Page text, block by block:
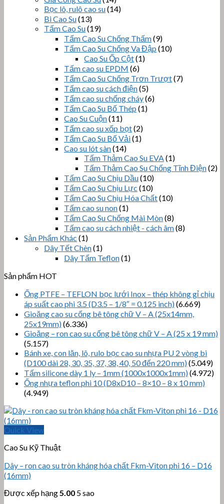
Bọc lô, rulô cao su(14)
Bi Cao Su(13)
Tấm Cao Su(19)
Tấm Cao Su Chống Thấm(9)
Tấm Cao Su Chống Va Đập (10)
Cao Su Ốp Cột(1)
Tấm cao su EPDM (6)
Tấm Cao Su Chống Trơn Trượt(7)
Tấm cao su cách điện(5)
Tấm cao su chống cháy(6)
Tấm Cao Su Bố Thép (1)
Cao Su Cuộn(11)
Tấm cao su xốp bọt(2)
Tấm Cao Su Bố Vải(1)
Cao su lót sàn(14)
Tấm Thảm Cao Su EVA(1)
Tấm Thảm Cao Su Chống Tĩnh Điện(2)
Tấm Cao Su Chịu Dầu(10)
Tấm Cao Su Chịu Lực (10)
Tấm Cao Su Chịu Hóa Chất(10)
Tấm cao su non(1)
Tấm Cao Su Chống Mài Mòn(8)
Tấm cao su cách nhiệt - cách âm(8)
Sản Phẩm Khác (1)
Dây Tết Chèn(1)
Dây Tẩm Teflon(1)
Sản phẩm HOT
Ống PTFE – TEFLON bọc lưới Inox – thép không gỉ chịu
áp suất cao phi 3.5 (D3.5 – 1/8″ = 0.125 inch)(6.669)
Gioăng cao su cống bê tông chữ V – A (25x14mm,
25x19mm)(6.336)
Gioăng – ron cao su cống bê tông chữ V – A (25 x 19 mm)
(5.157)
Bánh xe, con lăn, lô, rulo bọc cao su nhựa PU 2 vòng bi
(D100 dài 28, 30, 35, 37, 38, 40, 50 đến 220 mm)(5.049)
Tấm silicone dày 1 ly – 1mm (1000x1000x1mm)(4.972)
Ống nhựa teflon phi 10 (D8xD10 – 8×10 – 8 x 10 mm)
(4.949)
Quick View
Cao Su Kỹ Thuật
Dây – ron cao su tròn kháng hóa chất Fkm-Viton phi 16 – D16
(16mm)
Được xếp hạng5.00 5 sao